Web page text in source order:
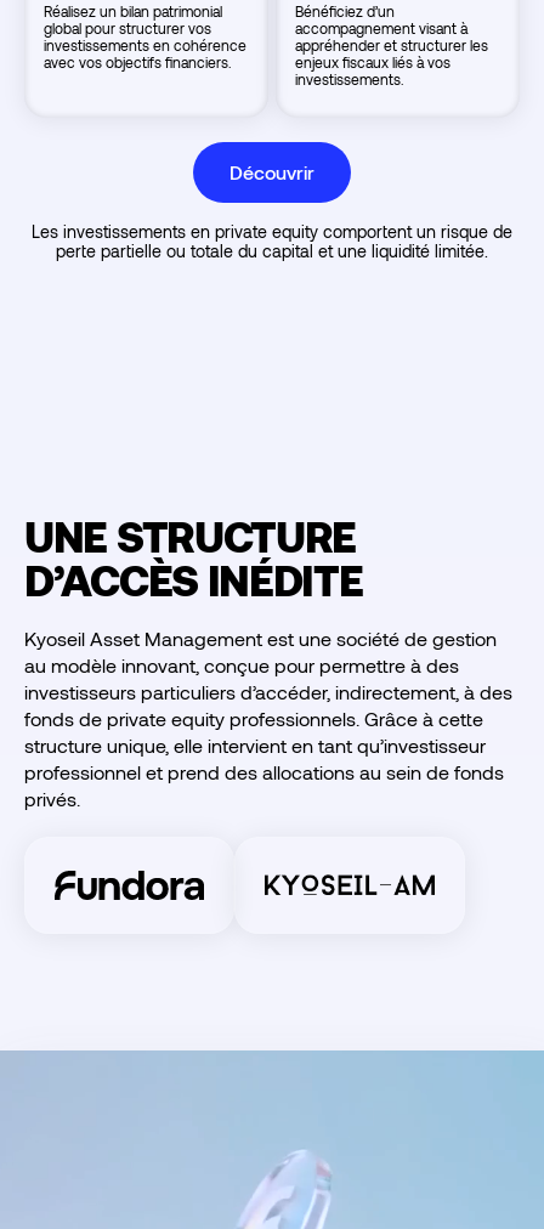
Réalisez un bilan patrimonial
global pour structurer vos
investissements en cohérence
avec vos objectifs financiers.
Bénéficiez d’un
accompagnement visant à
appréhender et structurer les
enjeux fiscaux liés à vos
investissements.
Découvrir
Les investissements en private equity comportent un risque de
perte partielle ou totale du capital et une liquidité limitée.
UNE STRUCTURE
D’ACCÈS INÉDITE
Kyoseil Asset Management est une société de gestion
au modèle innovant, conçue pour permettre à des
investisseurs particuliers d’accéder, indirectement, à des
fonds de private equity professionnels. Grâce à cette
structure unique, elle intervient en tant qu’investisseur
professionnel et prend des allocations au sein de fonds
privés.